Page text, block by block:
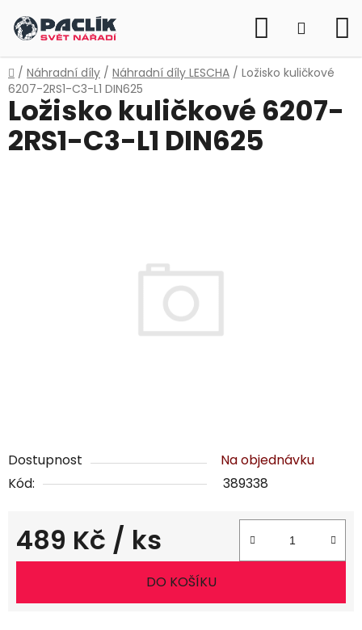
na
obsah
Hledat
KOŠÍK
Domů
/ Náhradní díly / Náhradní díly LESCHA / Ložisko kuličkové
6207-2RS1-C3-L1 DIN625
Dostupnost
Na objednávku
Kód:
389338
489 Kč / ks
Měrná cena:
DO KOŠÍKU
Ložisko kuličkové 6207-
2RS1-C3-L1 DIN625